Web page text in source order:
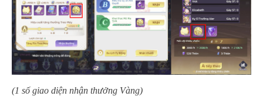
(1 số giao diện nhận thưởng Vàng)